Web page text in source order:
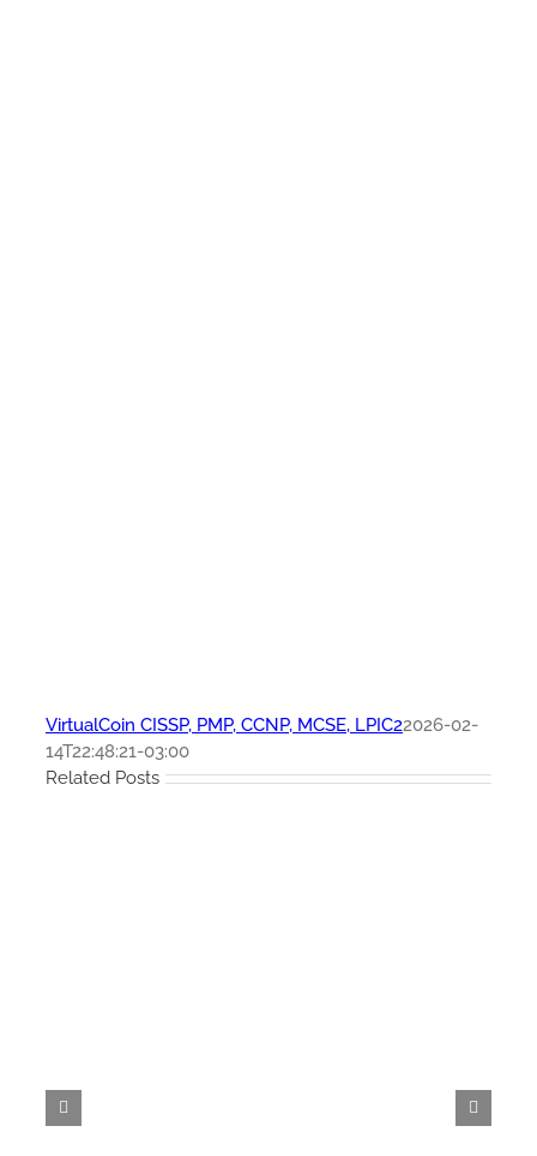
VirtualCoin CISSP, PMP, CCNP, MCSE, LPIC22026-02-
14T22:48:21-03:00
Related Posts